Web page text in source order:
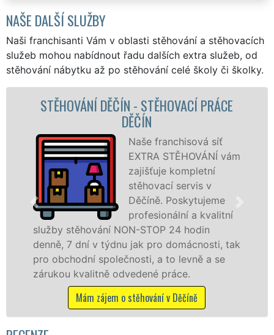
NAŠE DALŠÍ SLUŽBY
Naši franchisanti Vám v oblasti stěhování a stěhovacích
služeb mohou nabídnout řadu dalších extra služeb, od
stěhování nábytku až po stěhování celé školy či školky.
- STĚHOVACÍ PRÁCE
Naše franchisová síť
EXTRA STĚHOVÁNÍ vám
zajišťuje kompletní
stěhovací servis v
Děčíně. Poskytujeme
profesionální a kvalitní
STOP 24 hodin
jak pro domácnosti, tak
a to levně a se
práce.
stěhování v Děčíně
STĚHOVACÍ
služby zajišťujeme
celém okresu Děčín
franchisové sítě
Nabízíme stěhovací
včetně víkendů a
Mám zájem o